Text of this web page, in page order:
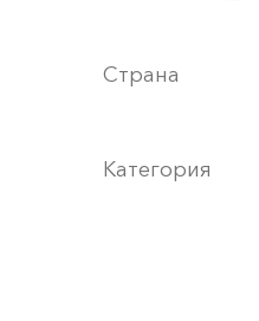
Страна
Категория